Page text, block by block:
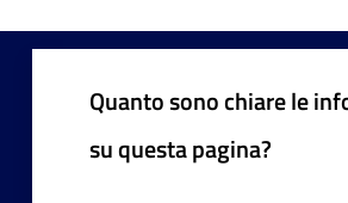
Quanto sono chiare le
su questa pagina?